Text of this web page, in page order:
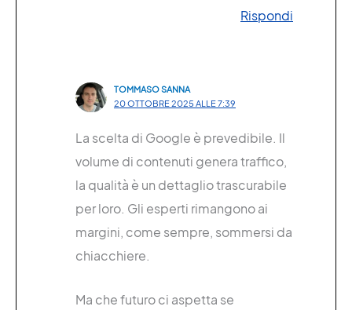
Rispondi
TOMMASO SANNA
20 OTTOBRE 2025 ALLE 7:39
La scelta di Google è prevedibile. Il
volume di contenuti genera traffico,
la qualità è un dettaglio trascurabile
per loro. Gli esperti rimangono ai
margini, come sempre, sommersi da
chiacchiere.
Ma che futuro ci aspetta se